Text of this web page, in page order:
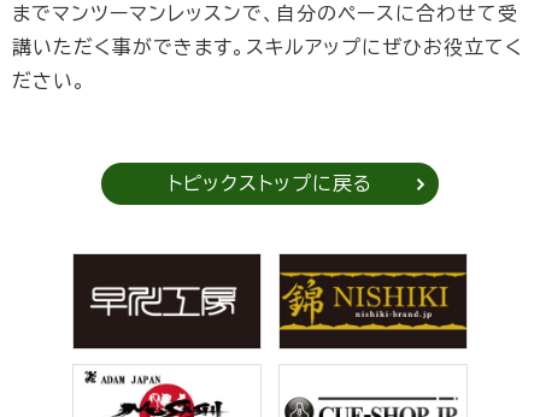
までマンツーマンレッスンで、自分のペースに合わせて受
講いただく事ができます。スキルアップにぜひお役立てく
ださい。
トピックストップに戻る